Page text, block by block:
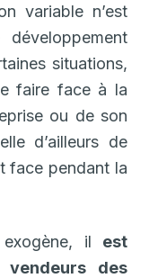
variable n’est
situations,
faire face à la
ou de son
d’ailleurs de
face pendant la
il est
des